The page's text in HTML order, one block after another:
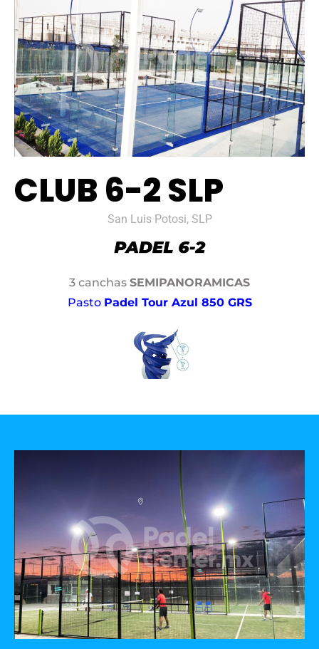
CLUB 6-2 SLP
San Luis Potosi, SLP
3 canchas SEMIPANORAMICAS
Pasto Padel Tour Azul 850 GRS